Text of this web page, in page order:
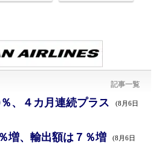
記事一覧
、４カ月連続プラス (8月6日
増、輸出額は７％増 (8月6日